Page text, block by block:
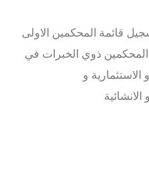
قائمة المحكمين الاولى
من المحكمين ذوي الخبرات في
و